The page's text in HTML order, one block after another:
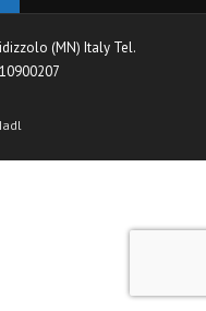
(MN) Italy Tel.